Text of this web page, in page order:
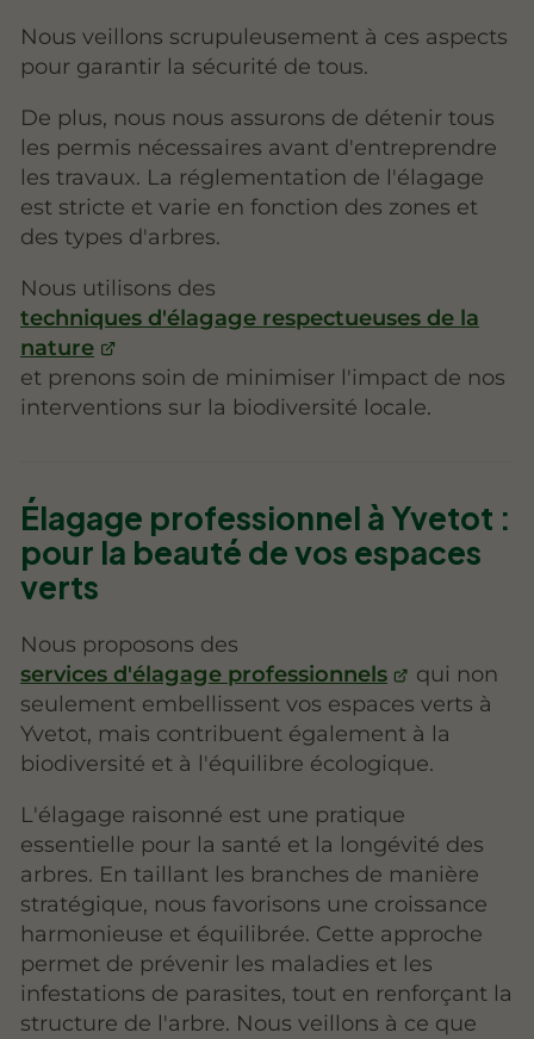
Nous veillons scrupuleusement à ces aspects
pour garantir la sécurité de tous.
De plus, nous nous assurons de détenir tous
les permis nécessaires avant d'entreprendre
les travaux. La réglementation de l'élagage
est stricte et varie en fonction des zones et
des types d'arbres.
Nous utilisons des
techniques d'élagage respectueuses de la
nature
et prenons soin de minimiser l'impact de nos
interventions sur la biodiversité locale.
Élagage professionnel à Yvetot :
pour la beauté de vos espaces
verts
Nous proposons des
services d'élagage professionnels
qui non
seulement embellissent vos espaces verts à
Yvetot, mais contribuent également à la
biodiversité et à l'équilibre écologique.
L'élagage raisonné est une pratique
essentielle pour la santé et la longévité des
arbres. En taillant les branches de manière
stratégique, nous favorisons une croissance
harmonieuse et équilibrée. Cette approche
permet de prévenir les maladies et les
infestations de parasites, tout en renforçant la
structure de l'arbre. Nous veillons à ce que